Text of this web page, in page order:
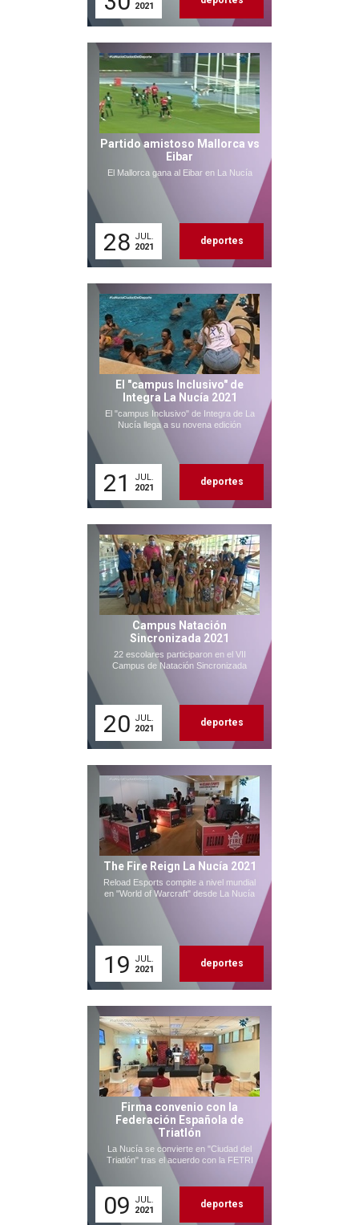
2021
Partido amistoso Mallorca vs
Eibar
El Mallorca gana al Eibar en La Nucía
28 JUL.
2021
deportes
El "campus Inclusivo" de
Integra La Nucía 2021
El "campus Inclusivo" de Integra de La
Nucía llega a su novena edición
21
JUL.
2021
deportes
Campus Natación
Sincronizada 2021
22 escolares participaron en el VII
Campus de Natación Sincronizada
20 JUL.
2021
deportes
The Fire Reign La Nucía 2021
Reload Esports compite a nivel mundial
en "World of Warcraft" desde La Nucía
19
JUL.
2021
deportes
Firma convenio con la
Federación Española de
Triatlón
La Nucía se convierte en "Ciudad del
Triatlón" tras el acuerdo con la FETRI
09
JUL.
2021
deportes